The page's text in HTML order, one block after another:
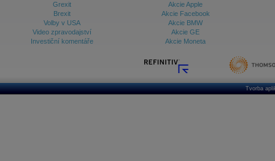
Grexit
Brexit
Volby v USA
Video zpravodajství
Investiční komentáře
Akcie Apple
Akcie Facebook
Akcie BMW
Akcie GE
Akcie Moneta
Tvorba